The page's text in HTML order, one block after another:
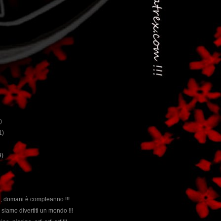
domani è compleanno !!!
siamo divertiti un mondo !!!